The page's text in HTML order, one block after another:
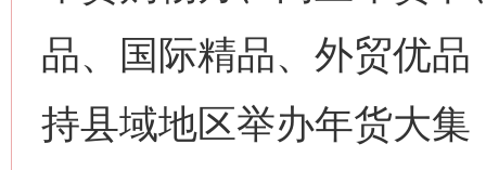
品、国际精品、外贸优
持县域地区举办年货大